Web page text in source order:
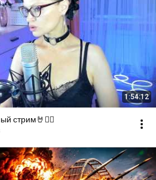
1:54:12
стрим🤘❤️‍🔥